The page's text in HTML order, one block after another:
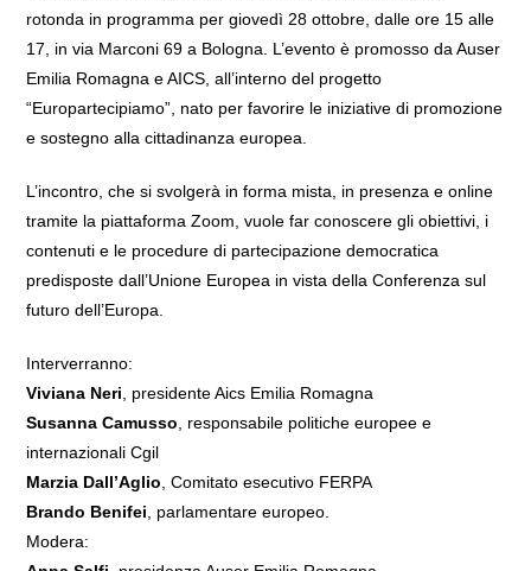
rotonda in programma per giovedì 28 ottobre, dalle ore 15 alle
17, in via Marconi 69 a Bologna. L’evento è promosso da Auser
Emilia Romagna e AICS, all’interno del progetto
“Europartecipiamo”, nato per favorire le iniziative di promozione
e sostegno alla cittadinanza europea.
L’incontro, che si svolgerà in forma mista, in presenza e online
tramite la piattaforma Zoom, vuole far conoscere gli obiettivi, i
contenuti e le procedure di partecipazione democratica
predisposte dall’Unione Europea in vista della Conferenza sul
futuro dell’Europa.
Interverranno:
Viviana Neri , presidente Aics Emilia Romagna
Susanna Camusso , responsabile politiche europee e
internazionali Cgil
Marzia Dall’Aglio , Comitato esecutivo FERPA
Brando Benifei , parlamentare europeo.
Modera: